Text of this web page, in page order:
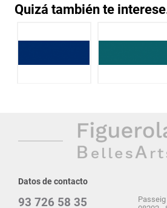
Quizá también te
Datos de contacto
93 726 58 35